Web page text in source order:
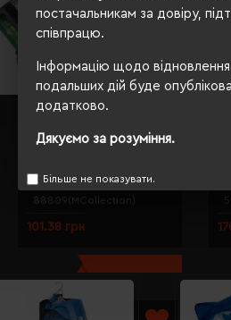
постачальникам за довіру,
співпрацю.
Інформацію щодо
подальших дій буде
додатково.
Дякуємо за розуміння.
Більше не показувати.
Модель:
88809(MCollection)
чорний - 8880903
101.38 грн